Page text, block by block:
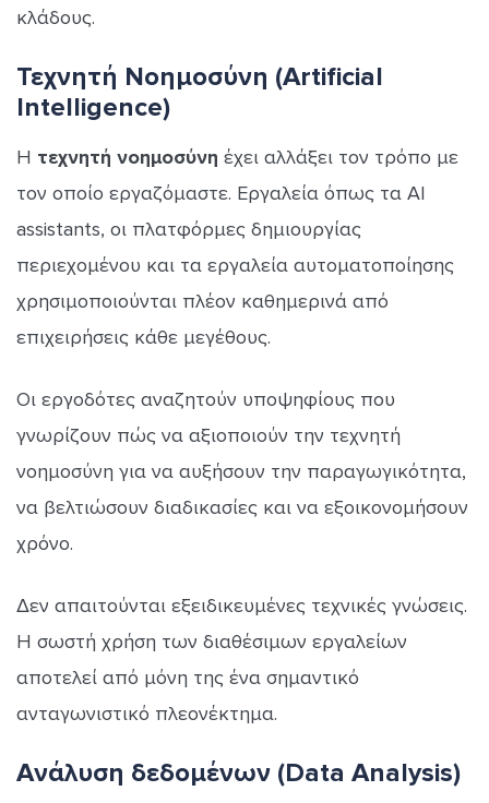
κλάδους.
Τεχνητή Νοημοσύνη (Artificial
Intelligence)
Η τεχνητή νοημοσύνη έχει αλλάξει τον τρόπο με
τον οποίο εργαζόμαστε. Εργαλεία όπως τα AI
assistants, οι πλατφόρμες δημιουργίας
περιεχομένου και τα εργαλεία αυτοματοποίησης
χρησιμοποιούνται πλέον καθημερινά από
επιχειρήσεις κάθε μεγέθους.
Οι εργοδότες αναζητούν υποψηφίους που
γνωρίζουν πώς να αξιοποιούν την τεχνητή
νοημοσύνη για να αυξήσουν την παραγωγικότητα,
να βελτιώσουν διαδικασίες και να εξοικονομήσουν
χρόνο.
Δεν απαιτούνται εξειδικευμένες τεχνικές γνώσεις.
Η σωστή χρήση των διαθέσιμων εργαλείων
αποτελεί από μόνη της ένα σημαντικό
ανταγωνιστικό πλεονέκτημα.
Ανάλυση δεδομένων (Data Analysis)